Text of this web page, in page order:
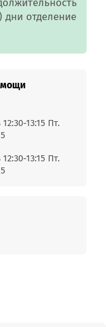
дни отделение
13:15 Пт.
13:15 Пт.